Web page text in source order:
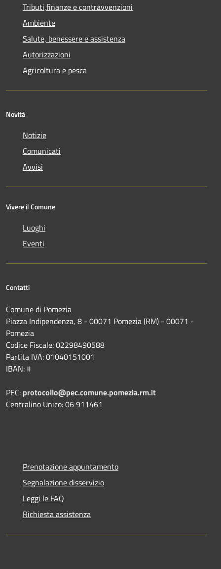
Tributi,finanze e contravvenzioni
Ambiente
Salute, benessere e assistenza
Autorizzazioni
Agricoltura e pesca
Novità
Notizie
Comunicati
Avvisi
Vivere il Comune
Luoghi
Eventi
Contatti
Comune di Pomezia
Piazza Indipendenza, 8 - 00071 Pomezia (RM) - 00071 -
Pomezia
Codice Fiscale: 02298490588
Partita IVA: 01040151001
IBAN: #
PEC: protocollo@pec.comune.pomezia.rm.it
Centralino Unico: 06 911461
Prenotazione appuntamento
Segnalazione disservizio
Leggi le FAQ
Richiesta assistenza